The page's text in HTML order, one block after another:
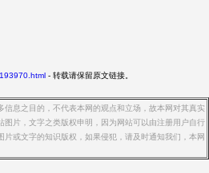
- 转载请保留原文链接。
息之目的，不代表本网的观点和立场，故本网对其真实
图片，文字之类版权申明，因为网站可以由注册用户自行
片或文字的知识版权，如果侵犯，请及时通知我们，本网